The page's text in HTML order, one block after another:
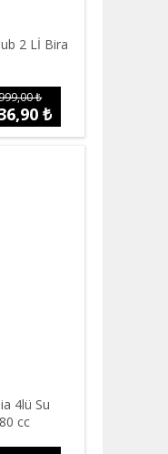
2 Lİ Bira
₺
₺
4lü Su
cc